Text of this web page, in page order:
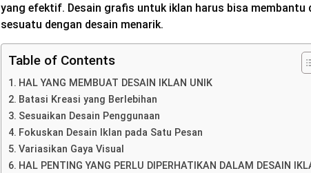
yang efektif. Desain grafis untuk iklan harus bisa membantu
sesuatu dengan desain menarik.
Table of Contents
HAL YANG MEMBUAT DESAIN IKLAN UNIK
Batasi Kreasi yang Berlebihan
Sesuaikan Desain Penggunaan
Fokuskan Desain Iklan pada Satu Pesan
Variasikan Gaya Visual
HAL PENTING YANG PERLU DIPERHATIKAN DALAM DESAIN